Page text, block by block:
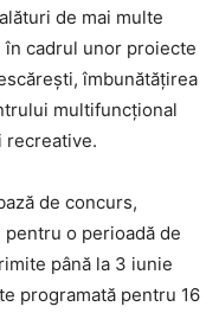
de mai multe
cadrul unor proiecte
îmbunătățirea
multifuncțional
recreative.
de concurs,
o perioadă de
până la 3 iunie
programată pentru 16